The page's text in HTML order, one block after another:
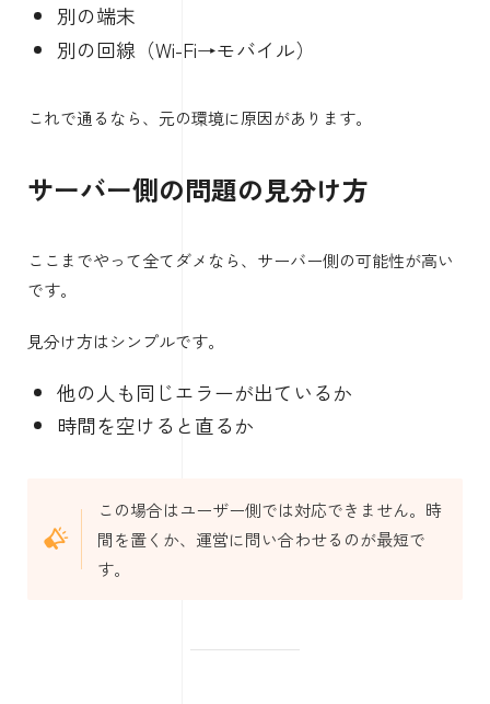
別の端末
別の回線（Wi-Fi→モバイル）
これで通るなら、元の環境に原因があります。
サーバー側の問題の見分け方
ここまでやって全てダメなら、サーバー側の可能性が高い
です。
見分け方はシンプルです。
他の人も同じエラーが出ているか
時間を空けると直るか
この場合はユーザー側では対応できません。時
間を置くか、運営に問い合わせるのが最短で
す。